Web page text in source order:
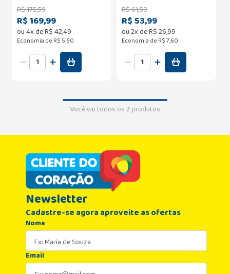
R$175,59
R$ 169,99
ou4x deR$42,49
Economia de R$ 5,60
R$61,59
R$ 53,99
ou2x deR$26,99
Economia de R$ 7,60
Você viu todos os2produtos
Newsletter
Cadastre-se agora aproveite as ofertas
Nome
Email